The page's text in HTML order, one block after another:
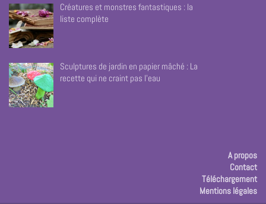
Créatures et monstres fantastiques : la
liste complète
Sculptures de jardin en papier mâché : La
recette qui ne craint pas l’eau
A propos
Contact
Téléchargement
Mentions légales